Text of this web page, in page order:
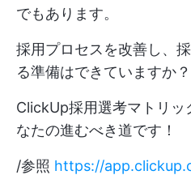
でもあります。
採用プロセスを改善し、
る準備はできていますか？
ClickUp採用選考マトリッ
なたの進むべき道です！
/参照 https://